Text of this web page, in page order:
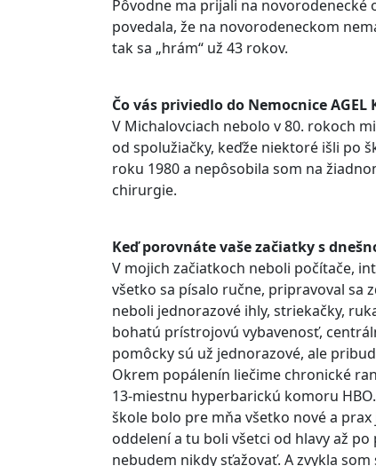
Pôvodne ma prijali na novorodenecké
povedala, že na novorodeneckom
tak sa „hrám“ už 43 rokov.
Čo vás priviedlo do Nemocnice AGEL
V Michalovciach nebolo v 80. rokoch
od spolužiačky, keďže niektoré išli po
roku 1980 a nepôsobila som na
chirurgie.
Keď porovnáte vaše začiatky s
V mojich začiatkoch neboli počítače,
všetko sa písalo ručne, pripravoval sa
neboli jednorazové ihly, striekačky,
bohatú prístrojovú vybavenosť,
pomôcky sú už jednorazové, ale
Okrem popálenín liečime chronické
13-miestnu hyperbarickú komoru
škole bolo pre mňa všetko nové a
oddelení a tu boli všetci od hlavy až
nebudem nikdy sťažovať. A zvykla